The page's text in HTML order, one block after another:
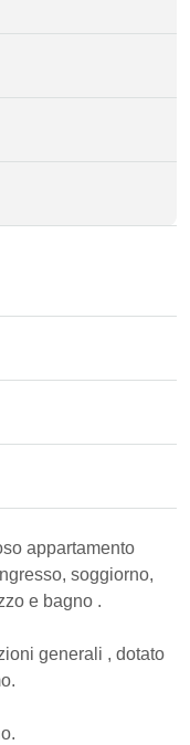
appartamento
soggiorno,
e bagno .
generali , dotato